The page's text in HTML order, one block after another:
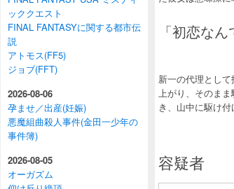
ッククエスト
FINAL FANTASYに関する都市伝
説
アトモス(FF5)
ジョブ(FFT)
2026-08-06
孕ませ／出産(妊娠)
悪魔組曲殺人事件(金田一少年の
事件簿)
2026-08-05
オーガズム
「初恋な
新一の代理として
上がり、そのま
き、山中に駆け
容疑者